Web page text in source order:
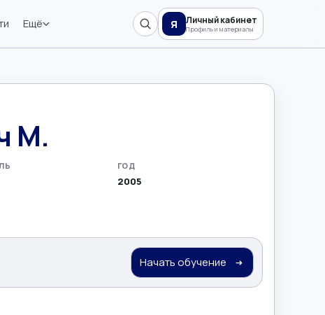
Ещё Я Личный кабинет
Профиль и материалы
М.
ГОД
2005
Начать обучение